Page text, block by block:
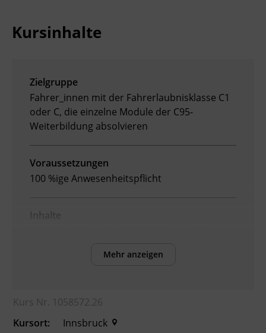
Digitales Lernen
Kursinhalte
Zielgruppe
Fahrer_innen mit der Fahrerlaubnisklasse C1
oder C, die einzelne Module der C95-
Weiterbildung absolvieren
Voraussetzungen
100 %ige Anwesenheitspflicht
Inhalte
die Vorschriften im Güterverkehr
das wirtschaftliche Umfeld und die
Mehr anzeigen
Kurs Nr. 1058572.26
Kursort:
Innsbruck